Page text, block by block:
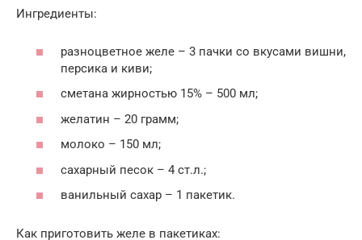
Ингредиенты:
разноцветное желе – 3 пачки со вкусами вишни,
персика и киви;
сметана жирностью 15% – 500 мл;
желатин – 20 грамм;
молоко – 150 мл;
сахарный песок – 4 ст.л.;
ванильный сахар – 1 пакетик.
Как приготовить желе в пакетиках: